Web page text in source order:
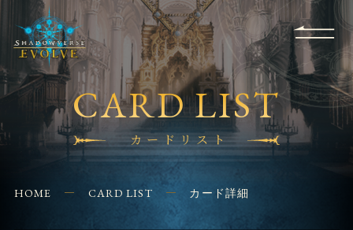
Q&A
EVENT SHOPS
FOR
BEGINNERS
APPLICATION
CONTACT
CARD LIST
カードリスト
HOME CARD LIST カード詳細